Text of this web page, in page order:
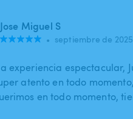
Jose Miguel S
• septiembre de 2025
experiencia espectacular,
atento en todo
en todo momento,